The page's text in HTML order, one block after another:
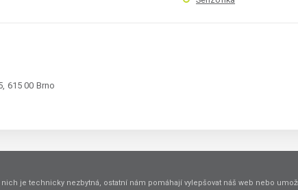
615 00 Brno
je technicky nezbytná, ostatní nám pomáhají vylepšovat náš web nebo